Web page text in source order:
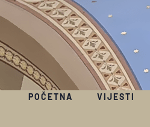
POČETNA VIJESTI